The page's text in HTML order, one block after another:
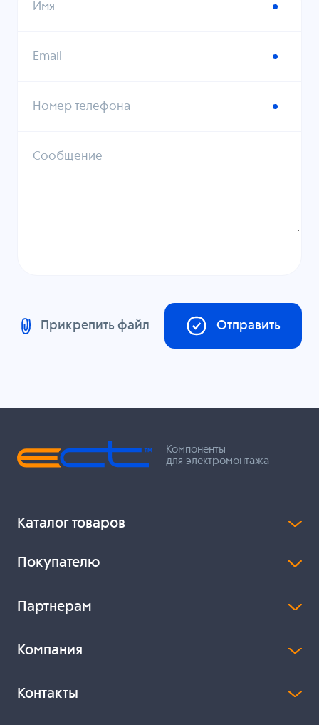
Имя
Email
Номер телефона
Сообщение
Прикрепить файл Отправить
Компоненты
для электромонтажа
Каталог товаров
Покупателю
Партнерам
Компания
Контакты